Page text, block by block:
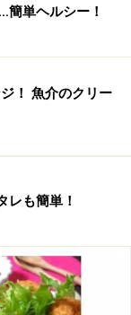
の作り方・
単ヘルシー！
！ 魚介のクリー
も簡単！